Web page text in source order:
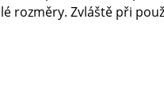
rozměry. Zvláště při